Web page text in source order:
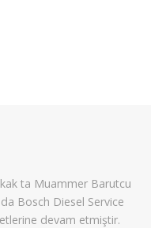
ta Muammer Barutcu
Bosch Diesel Service
devam etmiştir.